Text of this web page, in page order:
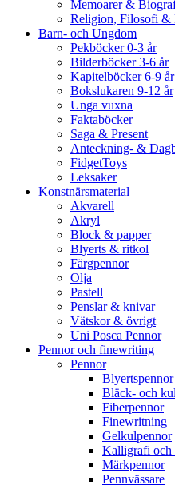
Memoarer &
Religion, Filosofi &
Barn- och Ungdom
Pekböcker 0-3 år
Bilderböcker 3-6 år
Kapitelböcker 6-9 år
Bokslukaren 9-12 år
Unga vuxna
Faktaböcker
Saga & Present
Anteckning- &
FidgetToys
Leksaker
Konstnärsmaterial
Akvarell
Akryl
Block & papper
Blyerts & ritkol
Färgpennor
Olja
Pastell
Penslar & knivar
Vätskor & övrigt
Uni Posca Pennor
Pennor och finewriting
Pennor
Blyertspennor
Bläck- och
Fiberpennor
Finewritning
Gelkulpennor
Kalligrafi och
Märkpennor
Pennvässare